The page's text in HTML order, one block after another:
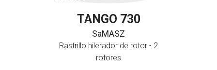
TANGO 730
SaMASZ
Rastrillo hilerador de rotor - 2
rotores